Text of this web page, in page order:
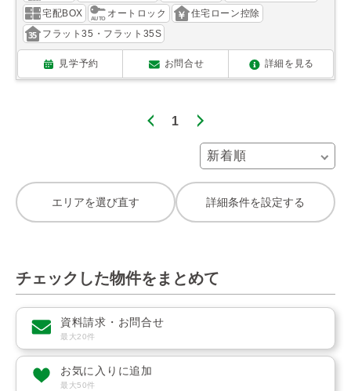
宅配BOX
オートロック
住宅ローン控除
フラット35・フラット35S
見学予約 お問合せ 詳細を見る
1
エリアを選び直す 詳細条件を設定する
チェックした物件をまとめて
資料請求・お問合せ
最大20件
お気に入りに追加
最大50件